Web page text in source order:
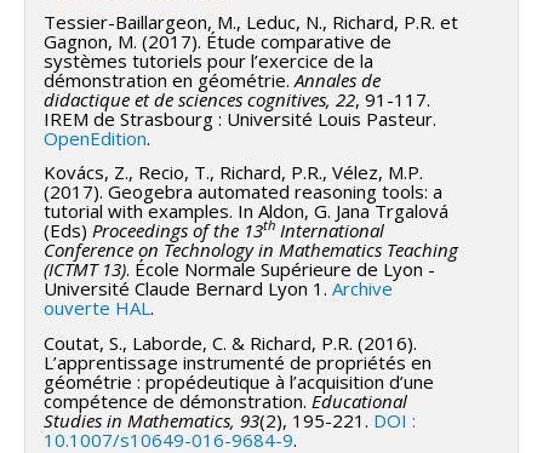
l’IA comme innovation instrumentale ;
l’IA comme problème didactique ;
l’IA comme transformation épistémologique ;
l’IA comme reconfiguration des conditions de
validité du savoir.
Tessier-Baillargeon, M., Leduc, N., Richard, P.R. et
Gagnon, M. (2017). Étude comparative de
systèmes tutoriels pour l’exercice de la
démonstration en géométrie. Annales de
didactique et de sciences cognitives, 22, 91-117.
IREM de Strasbourg : Université Louis Pasteur.
OpenEdition.
Kovács, Z., Recio, T., Richard, P.R., Vélez, M.P.
(2017). Geogebra automated reasoning tools: a
tutorial with examples. In Aldon, G. Jana Trgalová
(Eds) Proceedings of the 13th International
Conference on Technology in Mathematics Teaching
(ICTMT 13). École Normale Supérieure de Lyon -
Université Claude Bernard Lyon 1. Archive
ouverte HAL.
Coutat, S., Laborde, C. & Richard, P.R. (2016).
L’apprentissage instrumenté de propriétés en
géométrie : propédeutique à l’acquisition d’une
compétence de démonstration. Educational
Studies in Mathematics, 93(2), 195-221. DOI :
10.1007/s10649-016-9684-9.